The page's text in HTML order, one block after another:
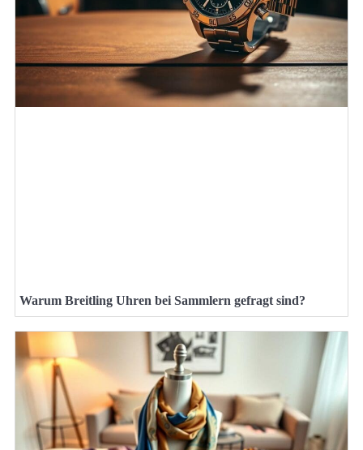
Warum Breitling Uhren bei Sammlern gefragt sind?